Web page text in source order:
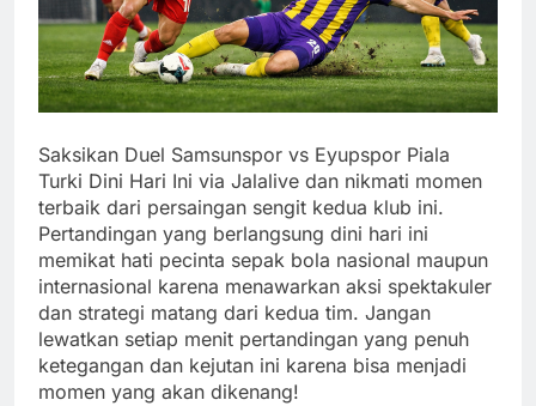
Saksikan Duel Samsunspor vs Eyupspor Piala
Turki Dini Hari Ini via Jalalive dan nikmati momen
terbaik dari persaingan sengit kedua klub ini.
Pertandingan yang berlangsung dini hari ini
memikat hati pecinta sepak bola nasional maupun
internasional karena menawarkan aksi spektakuler
dan strategi matang dari kedua tim. Jangan
lewatkan setiap menit pertandingan yang penuh
ketegangan dan kejutan ini karena bisa menjadi
momen yang akan dikenang!